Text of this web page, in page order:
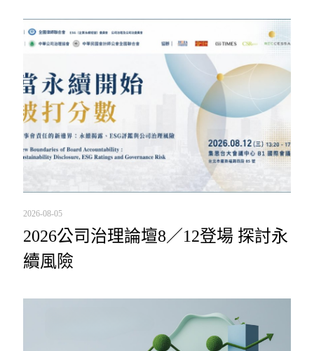
2026-08-05
2026公司治理論壇8／12登場 探討永
續風險